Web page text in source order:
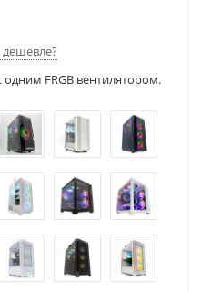
одним FRGB вентилятором.